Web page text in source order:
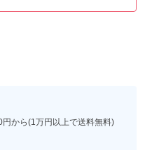
円から(1万円以上で送料無料)